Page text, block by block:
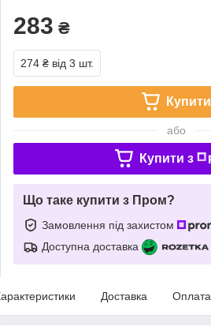
283 ₴
274 ₴ від 3 шт.
Купити
або
Купити з
Що таке купити з Пром?
Замовлення під захистом
Доступна доставка
Доставка Оплата